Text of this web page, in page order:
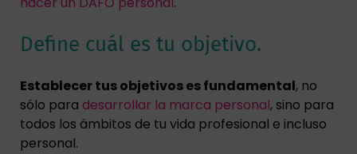
Define cuál es tu objetivo.
Establecer tus objetivos es fundamental, no
sólo para desarrollar la marca personal, sino para
todos los ámbitos de tu vida profesional e incluso
personal.